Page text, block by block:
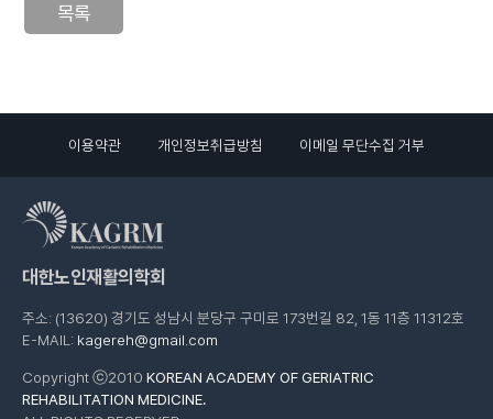
목록
이용약관 개인정보취급방침 이메일 무단수집 거부
대한노인재활의학회
주소: (13620) 경기도 성남시 분당구 구미로 173번길 82, 1동 11층 11312호
E-MAIL: kagereh@gmail.com
Copyright ⓒ2010 KOREAN ACADEMY OF GERIATRIC
REHABILITATION MEDICINE.